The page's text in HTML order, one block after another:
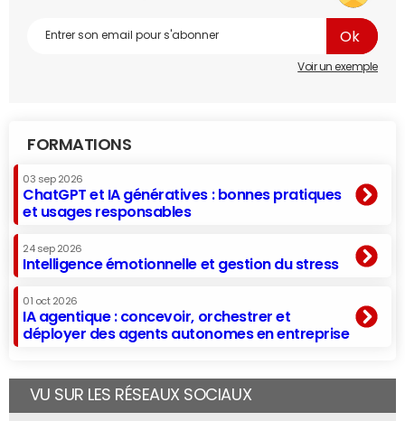
Voir un exemple
FORMATIONS
03 sep 2026
ChatGPT et IA génératives : bonnes pratiques
et usages responsables
24 sep 2026
Intelligence émotionnelle et gestion du stress
01 oct 2026
IA agentique : concevoir, orchestrer et
déployer des agents autonomes en entreprise
VU SUR LES RÉSEAUX SOCIAUX